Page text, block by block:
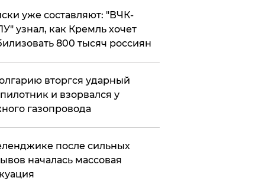
уже составляют: "ВЧК-
узнал, как Кремль хочет
800 тысяч россиян
вторгся ударный
и взорвался у
газопровода
после сильных
началась массовая